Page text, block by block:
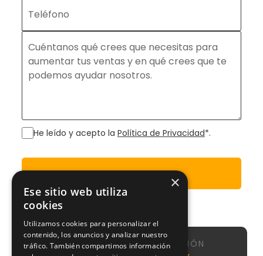
He leído y acepto la Política de Privacidad*.
Enviar
NAVEGACIÓN
Calle de
×
Ese sitio web utiliza
cookies
Utilizamos cookies para personalizar el
contenido, los anuncios y analizar nuestro
tráfico. También compartimos información